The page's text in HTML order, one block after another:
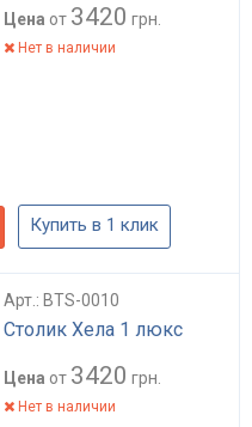
Цена от 3420 грн.
Нет в наличии
Купить в 1 клик
Арт.: BTS-0010
Столик Хела 1 люкс
Цена от 3420 грн.
Нет в наличии